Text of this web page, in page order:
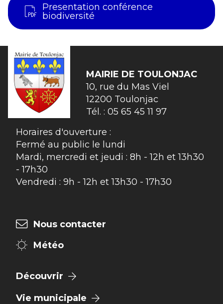
Presentation conférence
biodiversité
MAIRIE DE TOULONJAC
10, rue du Mas Viel
12200 Toulonjac
Tél. : 05 65 45 11 97
Horaires d'ouverture :
Fermé au public le lundi
Mardi, mercredi et jeudi : 8h - 12h et 13h30
- 17h30
Vendredi : 9h - 12h et 13h30 - 17h30
Nous contacter
Météo
Découvrir
Vie municipale